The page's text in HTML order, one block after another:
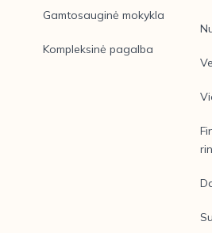
Gamtosauginė mokykla
Kompleksinė pagalba